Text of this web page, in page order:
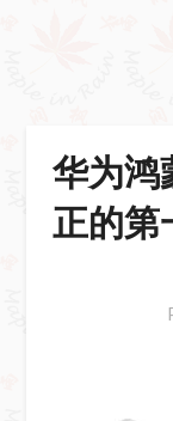
华为鸿
正的第